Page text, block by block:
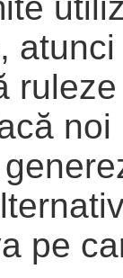
pe